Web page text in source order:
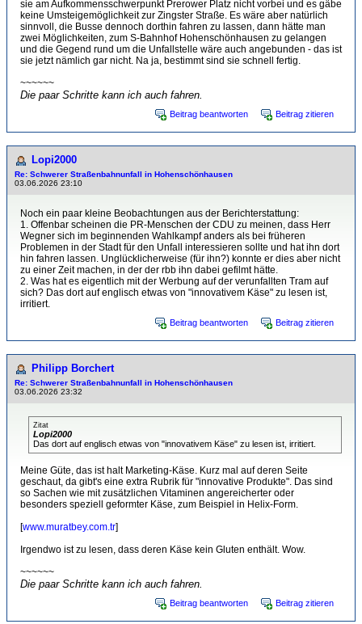
sie am Aufkommensschwerpunkt Prerower Platz nicht vorbei und es gäbe
keine Umsteigemöglichkeit zur Zingster Straße. Es wäre aber natürlich
sinnvoll, die Busse dennoch dorthin fahren zu lassen, dann hätte man
zwei Möglichkeiten, zum S-Bahnhof Hohenschönhausen zu gelangen
und die Gegend rund um die Unfallstelle wäre auch angebunden - das ist
sie jetzt nämlich gar nicht. Na ja, bestimmt sind sie schnell fertig.
~~~~~~
Die paar Schritte kann ich auch fahren.
Beitrag beantworten Beitrag zitieren
Lopi2000
Re: Schwerer Straßenbahnunfall in Hohenschönhausen
03.06.2026 23:10
Noch ein paar kleine Beobachtungen aus der Berichterstattung:
1. Offenbar scheinen die PR-Menschen der CDU zu meinen, dass Herr
Wegner sich im beginnenden Wahlkampf anders als bei früheren
Problemen in der Stadt für den Unfall interessieren sollte und hat ihn dort
hin fahren lassen. Unglücklicherweise (für ihn?) konnte er dies aber nicht
zu einer Zeit machen, in der der rbb ihn dabei gefilmt hätte.
2. Was hat es eigentlich mit der Werbung auf der verunfallten Tram auf
sich? Das dort auf englisch etwas von "innovativem Käse" zu lesen ist,
irritiert.
Beitrag beantworten Beitrag zitieren
Philipp Borchert
Re: Schwerer Straßenbahnunfall in Hohenschönhausen
03.06.2026 23:32
Zitat
Lopi2000
Das dort auf englisch etwas von "innovativem Käse" zu lesen ist, irritiert.
Meine Güte, das ist halt Marketing-Käse. Kurz mal auf deren Seite
geschaut, da gibt's eine extra Rubrik für "innovative Produkte". Das sind
so Sachen wie mit zusätzlichen Vitaminen angereicherter oder
besonders speziell geformter Käse, zum Beispiel in Helix-Form.
[www.muratbey.com.tr]
Irgendwo ist zu lesen, dass deren Käse kein Gluten enthält. Wow.
~~~~~~
Die paar Schritte kann ich auch fahren.
Beitrag beantworten Beitrag zitieren